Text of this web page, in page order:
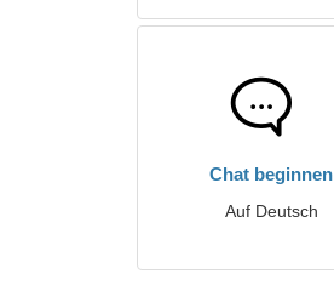
Chat beginnen
Auf Deutsch